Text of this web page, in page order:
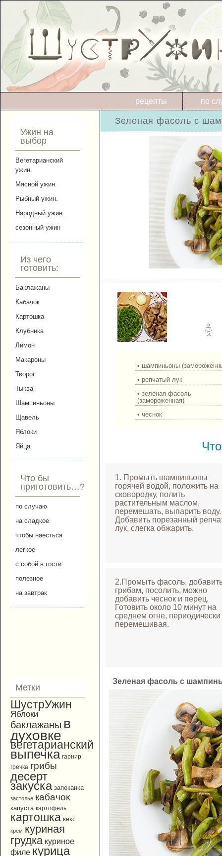
по
рецепты
Ужин на
выбор
Вегетарианский
ужин.
Мясной ужин.
Рыбный ужин.
Народный ужин.
сезонный ужин
Из чего
готовить:
Баклажаны
Кабачок
Картошка
Клубника
Лимон
Макароны
Творог
Тыква
Шампиньоны
Щавель
Яблоки
Яйца.
Что бы
приготовить…?
по случаю
на сладкое
чтобы наесться
легкое
с собой в гости
полезное
на завтрак
Метки
ШустрУжин
Яблоки
баклажаны в
духовке
вегетарианский
выпечка гарнир
гречка грибы
десерт
закуска запеканка
застолье кабачок
капуста картофель
картошка кекс
крем куриная
грудка куриное
филе курица
Зеленая фасоль с
• шампиньоны
• репчатый лук
• зеленая фасоль
(замороженная)
• чеснок
1. Промыть шампиньоны
горячей водой, положить на
сковородку, полить
растительным маслом,
перемешать, выпарить воду.
Добавить порезанный
лук, слегка обжарить.
2.Промыть фасоль,
грибам, посолить, можно
добавить чеснок и перец.
Готовить около 10 минут на
среднем огне, периодически
перемешивая.
Зеленая фасоль с